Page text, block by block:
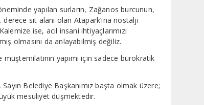
yapılan surların, Zağanos burcunun,
sit alanı olan Atapark’ına nostalji
ise, acil insani ihtiyaçlarımızı
olmasını da anlayabilmiş değiliz.
yapımı için sadece bürokratik
Belediye Başkanımız başta olmak üzere;
mesuliyet düşmektedir.